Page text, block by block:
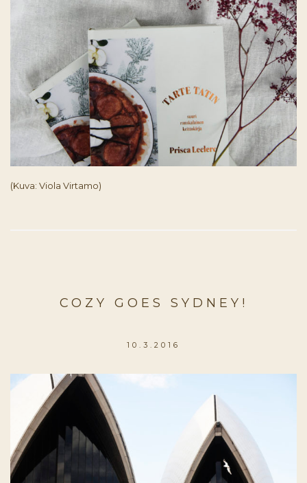
(Kuva: Viola Virtamo)
COZY GOES SYDNEY!
10.3.2016